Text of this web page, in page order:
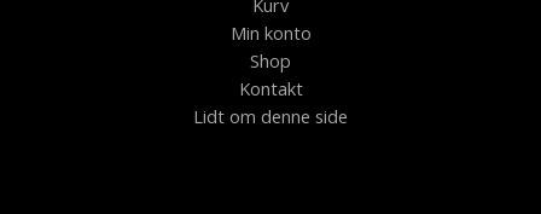
Min konto
Shop
Kontakt
Lidt om denne side